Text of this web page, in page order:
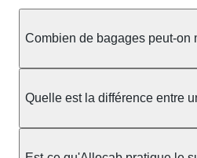
Combien de bagages peut-on
taxi berline accueille en
ou nombreux, précisez-le dans
au chauffeur" lors de la
Quelle est la différence entre